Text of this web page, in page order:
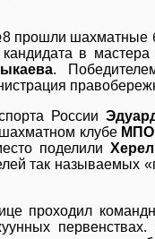
прошли шахматные
в
.
России
клубе МПО
поделили
так называемых
проходил